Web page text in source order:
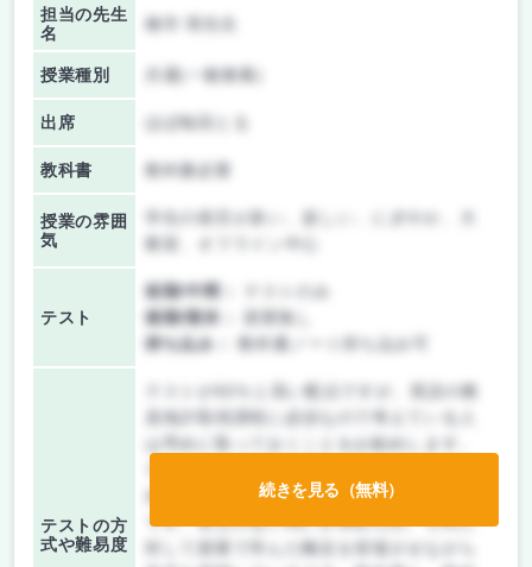
担当の先生
名
種市 瑛先生
授業種別 共通(一般教養)
出席 ほぼ毎回とる
教科書 教科書必要
授業の雰囲
気
テスト
前期/中間：
後期/期末：
授業無し
持ち込み：
教科書ノート持ち込み可
テストの方
式や難易度
テストが60％と高い配点ですが、英語の教
員免許取得課程に必須なので考えている人
は早めに取っておくことをお勧めします。
自分で考えたお題の2つについて論じるもの
です。答えのない問いが求められ、それに
対して授業で学んだ概念を登場させながら
続きを見る（無料）